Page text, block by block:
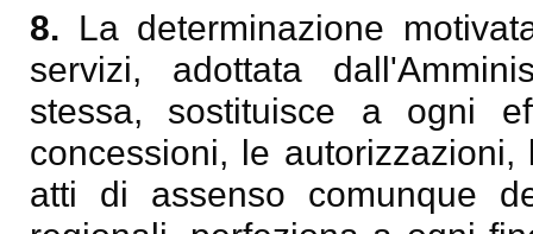
8. La determinazione
servizi, adottata
stessa, sostituisce a ogni
concessioni, le
atti di assenso comunque